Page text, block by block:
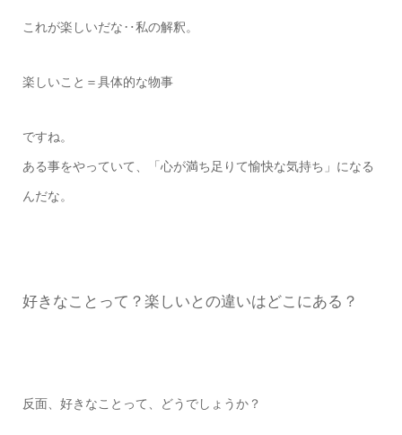
これが楽しいだな‥私の解釈。
楽しいこと＝具体的な物事
ですね。
ある事をやっていて、「心が満ち足りて愉快な気持ち」になる
んだな。
好きなことって？楽しいとの違いはどこにある？
反面、好きなことって、どうでしょうか？